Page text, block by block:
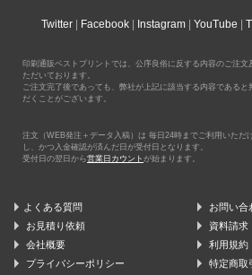
Twitter Facebook Instagram YouTube
印刷通販ベストプリントでは、公序良俗に反する内容のご注
ただいております。
ご注文完了後であっても、弊社が上記に該当する内容である
だくことがございます。
注文（WEB発注＋データ入稿）は 毎日24時までご利用いただ
し、かつ入金確認が済んだ日が受付日となります。
受付日の翌日から営業日カウント が始まります。
よくある質問
お問い合
お見積り依頼
資料請求
会社概要
利用規約
プライバシーポリシー
特定商取